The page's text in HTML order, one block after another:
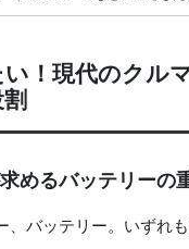
！現代のクル
めるバッテリーの
バッテリー。いずれ